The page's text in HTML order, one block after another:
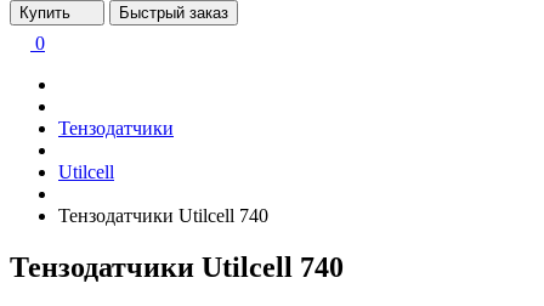
Купить Быстрый заказ
0
Тензодатчики
Utilcell
Тензодатчики Utilcell 740
Тензодатчики Utilcell 740